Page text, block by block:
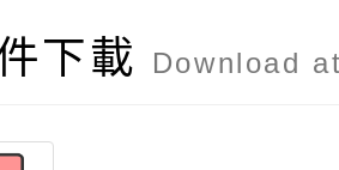
下載 Download